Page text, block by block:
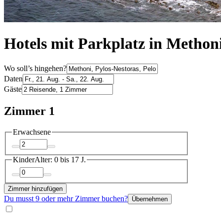
Hotels mit Parkplatz in
Wo soll’s hingehen?
Daten
Gäste
Zimmer 1
Erwachsene
KinderAlter: 0 bis 17 J.
Zimmer hinzufügen
Du musst 9 oder mehr Zimmer buchen? Übernehmen